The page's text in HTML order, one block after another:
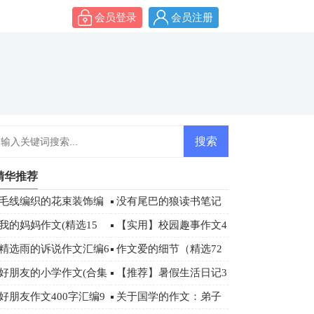
会员登录 会员注册
华推荐
线编织的花束装饰编
教程图解
没有尾巴的狼读书笔记
摘抄
的妈妈作文(精选15
)
【实用】校园趣事作文4
篇
选雨的诉说作文汇编6 作文爱的细节（精选72
篇）
朋友的小学作文(合集
篇)
【推荐】暑假生活日记3
篇
朋友作文400字汇编9 关于国学的作文：弟子